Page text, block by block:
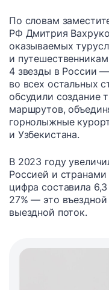
По словам
РФ Дмитрия
оказываемых
и
4 звезды в России
во всех остальных
обсудили создание
маршрутов,
горнолыжные
и Узбекистана.
В 2023 году
Россией и
цифра составила
27% — это
выездной поток.